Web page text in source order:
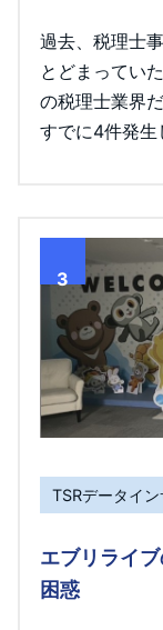
過去、税理士
とどまってい
の税理士業界
すでに4件発生
3
TSRデータイン
エブリライ
困惑